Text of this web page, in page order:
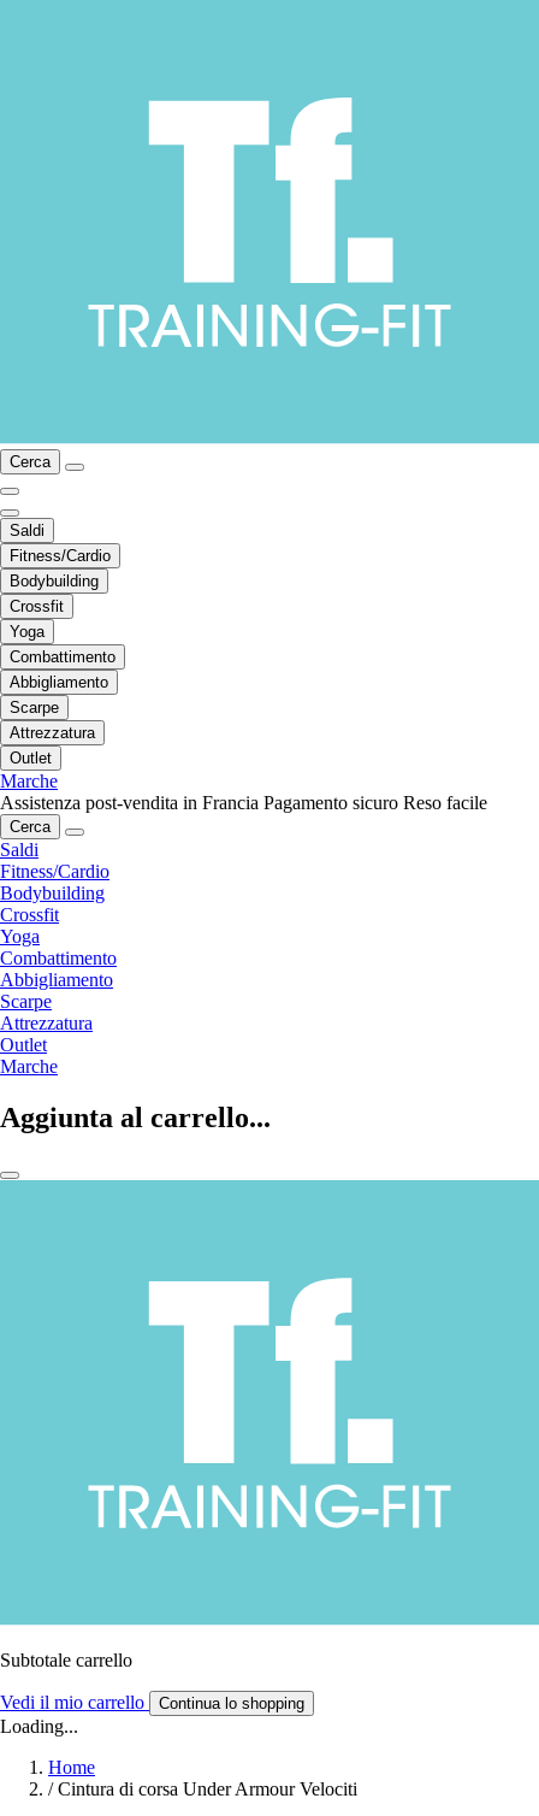
Cerca
Saldi
Fitness/Cardio
Bodybuilding
Crossfit
Yoga
Combattimento
Abbigliamento
Scarpe
Attrezzatura
Outlet
Marche
Assistenza post-vendita in Francia Pagamento sicuro Reso facile
Cerca
Saldi
Fitness/Cardio
Bodybuilding
Crossfit
Yoga
Combattimento
Abbigliamento
Scarpe
Attrezzatura
Outlet
Marche
Aggiunta al carrello...
Subtotale carrello
Vedi il mio carrello Continua lo shopping
Loading...
Home
/ Cintura di corsa Under Armour Velociti